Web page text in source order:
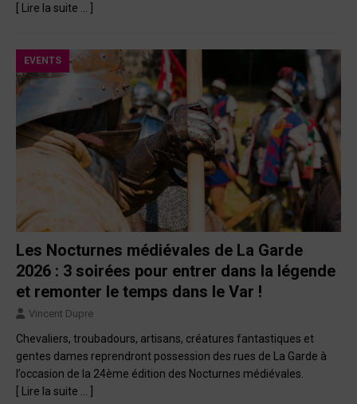
[ Lire la suite … ]
EVENTS
Les Nocturnes médiévales de La Garde
2026 : 3 soirées pour entrer dans la légende
et remonter le temps dans le Var !
Vincent Dupre
Chevaliers, troubadours, artisans, créatures fantastiques et
gentes dames reprendront possession des rues de La Garde à
l’occasion de la 24ème édition des Nocturnes médiévales.
[ Lire la suite … ]